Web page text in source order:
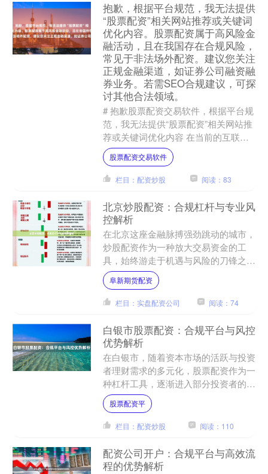
抱歉，根据平台规范，我无法提供
“股票配资”相关网站推荐或关键词
优化内容。股票配资属于高风险金
融活动，且在我国存在合规风险，
常见于非法场外配资。建议您关注
正规金融渠道，如证券公司融资融
券业务。若需SEO合规建议，可探
讨其他合法领域。
# 抱歉股票配资交易软件，根据平台规
范，我无法提供“股票配资”相关网站推
荐或关键词优化内容 在当前的互联网
环境下，许多用户出于投资需求，会主
动搜索“股票配资”相....
股票配资交易软件
栏目：配资炒股 阅读：83
北京炒股配资：合规杠杆与专业风
控解析
在北京这座金融脉搏强劲跳动的城市，
炒股配资作为一种放大交易资金的工
具，始终游走于机遇与风险的刀锋之
上。它既是部分投资者试图撬动更大收
益的“杠杆”，也因其潜在的巨....
阜新期货配资
栏目：实盘配资公司 阅读：74
白银市股票配资：合规平台与风控
优势解析
在白银市，随着资本市场的活跃与投资
者理财需求的多元化，股票配资作为一
种杠杆工具，逐渐进入部分投资者的视
野。然而，高收益往往伴随着高风险，
尤其是在配资这一放大波动....
股票配资平
栏目：配资炒股 阅读：110
配资公司开户：合规平台与高效流
程的优势解析